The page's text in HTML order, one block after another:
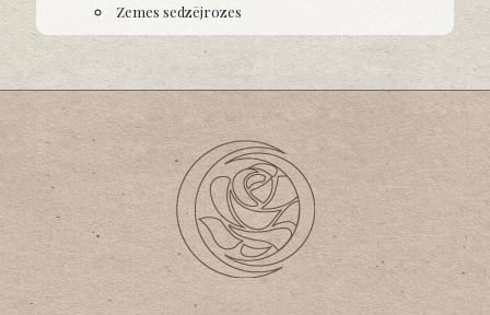
Zemes sedzējrozes